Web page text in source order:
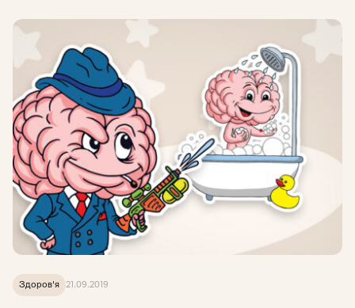
Здоров'я 21.09.2019